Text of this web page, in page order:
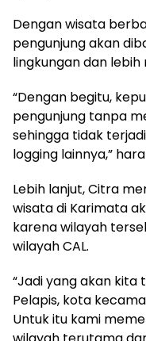
Dengan wisata
pengunjung akan
lingkungan dan
“Dengan begitu,
pengunjung tanpa
sehingga tidak
logging lainnya,”
Lebih lanjut, Citra
wisata di Karimata
karena wilayah
wilayah CAL.
“Jadi yang akan kita
Pelapis, kota
Untuk itu kami